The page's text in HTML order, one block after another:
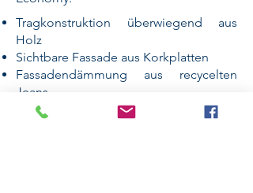
Tragkonstruktion überwiegend aus
Holz
Sichtbare Fassade aus Korkplatten
Fassadendämmung aus recycelten
Jeans